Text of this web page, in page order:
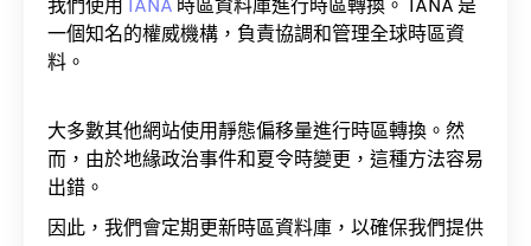
我們使用 IANA 時區資料庫進行時區轉換。 IANA 是
一個知名的權威機構，負責協調和管理全球時區資
料。
大多數其他網站使用靜態偏移量進行時區轉換。然
而，由於地緣政治事件和夏令時變更，這種方法容易
出錯。
因此，我們會定期更新時區資料庫，以確保我們提供